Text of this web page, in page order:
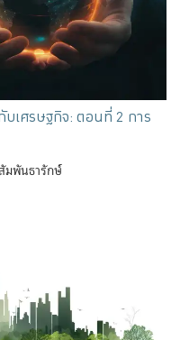
เศรษฐกิจ: ตอนที่ 2 การ
มพันธารักษ์